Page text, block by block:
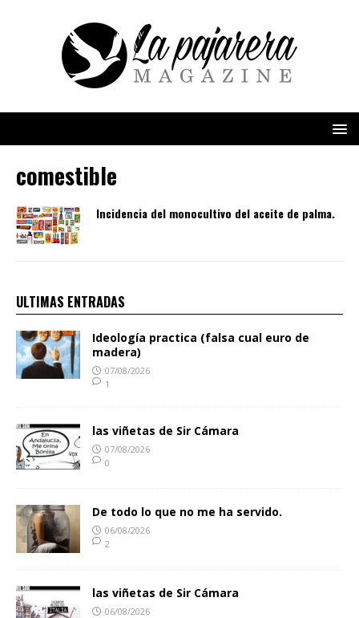
comestible
Incidencia del monocultivo del aceite de palma.
ULTIMAS ENTRADAS
Ideología practica (falsa cual euro de
madera)
07/08/2026
1
las viñetas de Sir Cámara
07/08/2026
0
De todo lo que no me ha servido.
06/08/2026
2
las viñetas de Sir Cámara
06/08/2026